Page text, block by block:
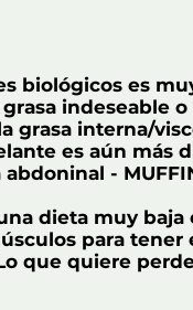
biológicos es
indeseable
grasa interna/
es aún más
abdoninal -
dieta muy baja
para tener
que quiere